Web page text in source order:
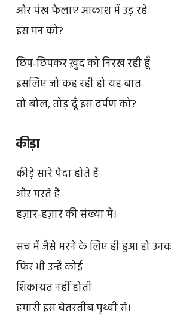
और पंख फैलाए आकाश में उड़ रहे
इस मन को?
छिप-छिपकर ख़ुद को निरख रही हूँ
इसलिए जो कह रही हो यह बात
तो बोल, तोड़ दूँ इस दर्पण को?
कीड़ा
कीड़े सारे पैदा होते हैं
और मरते हैं
हज़ार-हज़ार की संख्या में।
सच में जैसे मरने के लिए ही हुआ हो
फिर भी उन्हें कोई
शिकायत नहीं होती
हमारी इस बेतरतीब पृथ्वी से।